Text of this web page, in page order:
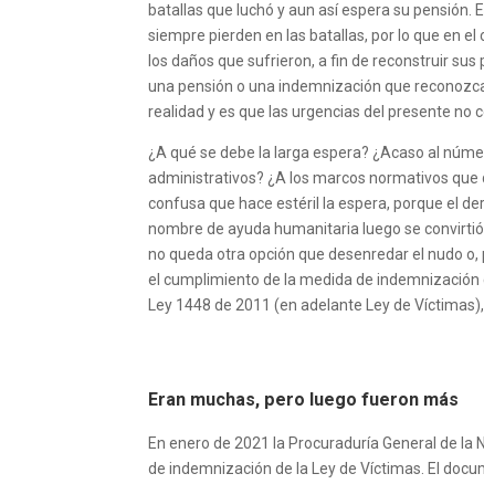
batallas que luchó y aun así espera su pensión.
siempre pierden en las batallas, por lo que en
los daños que sufrieron, a fin de reconstruir
una pensión o una indemnización que
realidad y es que las urgencias del presente no
¿A qué se debe la larga espera? ¿Acaso al
administrativos? ¿A los marcos normativos
confusa que hace estéril la espera, porque el
nombre de ayuda humanitaria luego se
no queda otra opción que desenredar el nudo
el cumplimiento de la medida de
Ley 1448 de 2011 (en adelante Ley de
Eran muchas, pero luego fueron más
En enero de 2021 la Procuraduría General de
de indemnización de la Ley de Víctimas. El